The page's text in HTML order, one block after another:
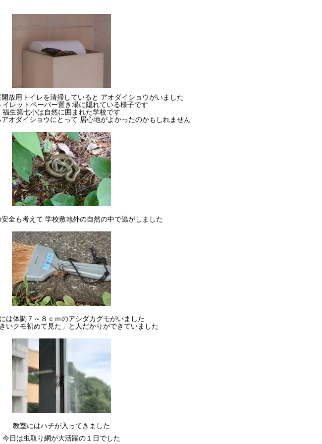
放用トイレを清掃していると アオダイショウがいました
イレットペーパー置き場に隠れている様子です
福生第七小は自然に囲まれた学校です
オダイショウにとって 居心地がよかったのかもしれません
全も考えて 学校敷地外の自然の中で逃がしました
は体調７～８ｃｍのアシダカグモがいました
いクモ初めて見た」と人だかりができていました
教室にはハチが入ってきました
今日は虫取り網が大活躍の１日でした